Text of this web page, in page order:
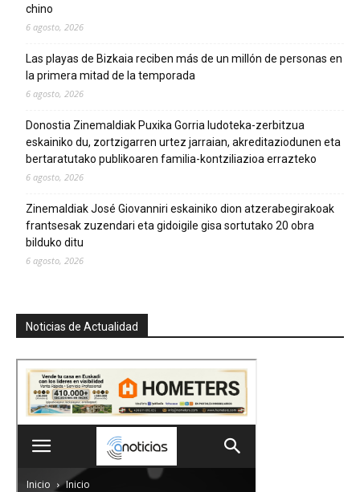
chino
6 agosto, 2026
Las playas de Bizkaia reciben más de un millón de personas en
la primera mitad de la temporada
6 agosto, 2026
Donostia Zinemaldiak Puxika Gorria ludoteka-zerbitzua
eskainiko du, zortzigarren urtez jarraian, akreditaziodunen eta
bertaratutako publikoaren familia-kontziliazioa errazteko
6 agosto, 2026
Zinemaldiak José Giovanniri eskainiko dion atzerabegirakoak
frantsesak zuzendari eta gidoigile gisa sortutako 20 obra
bilduko ditu
6 agosto, 2026
Noticias de Actualidad